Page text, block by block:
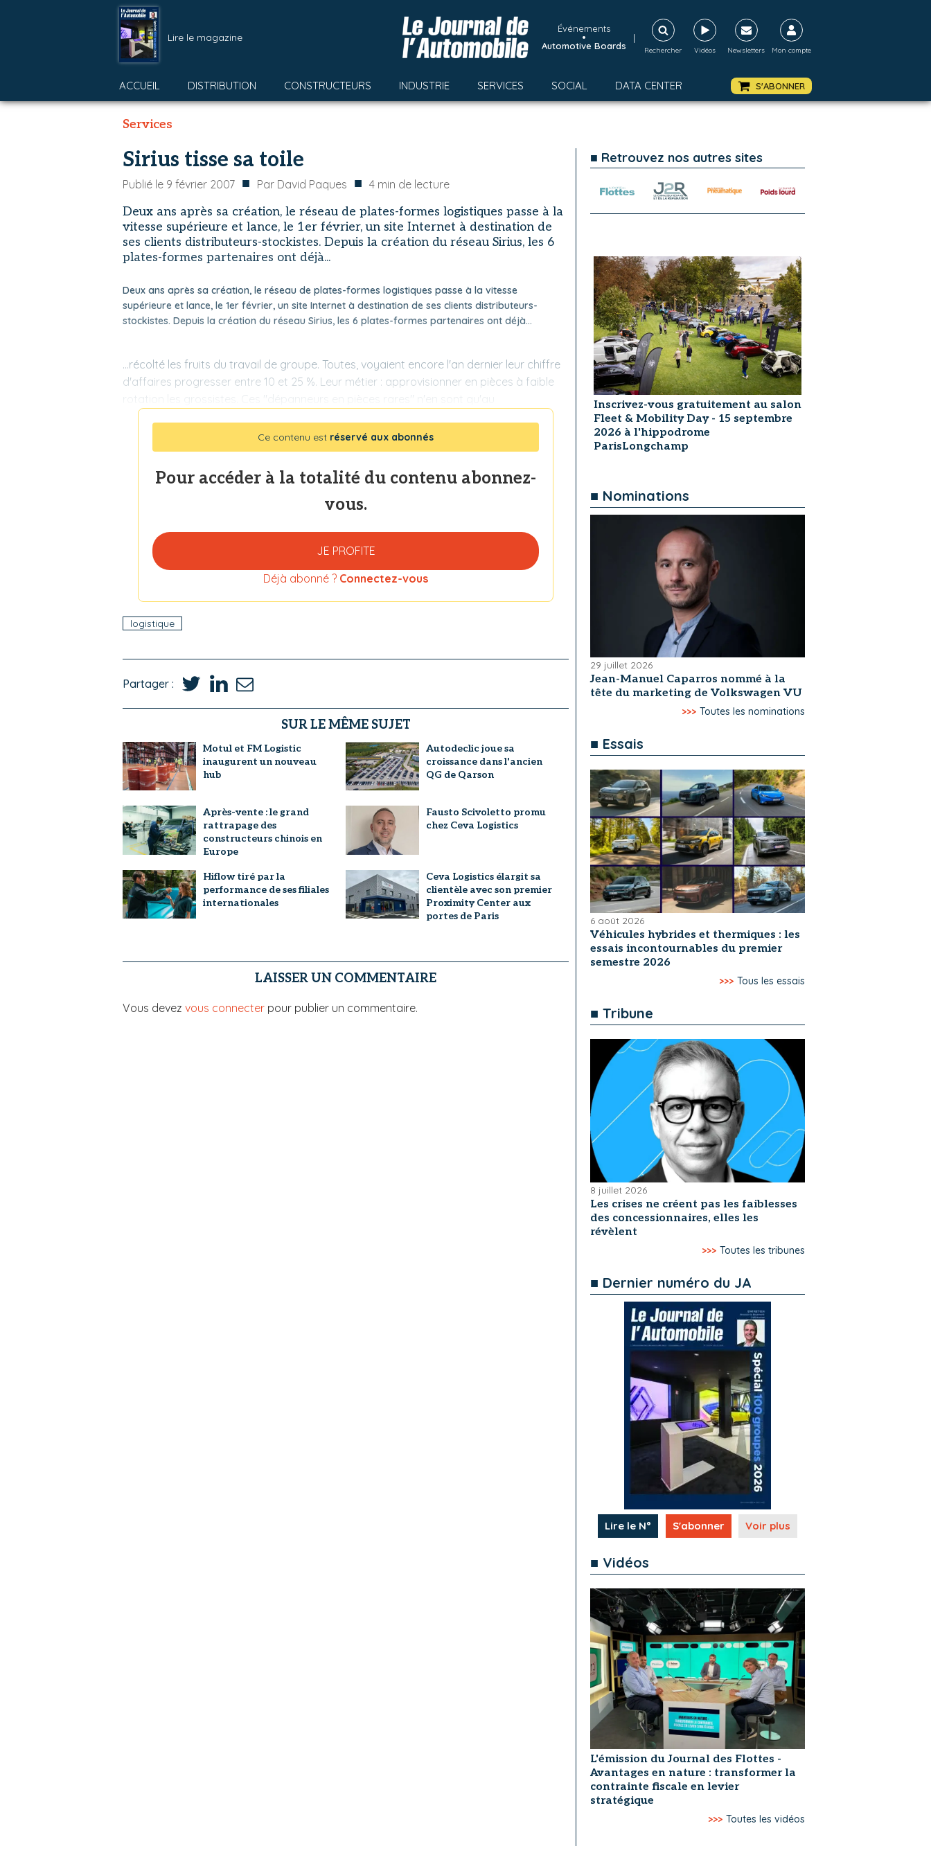
Lire le magazine
Événements
•
Automotive Boards
|
Rechercher Vidéos Newsletters Mon compte
ACCUEIL DISTRIBUTION CONSTRUCTEURS INDUSTRIE SERVICES SOCIAL DATA CENTER S'ABONNER
Services
Sirius tisse sa toile
Publié le 9 février 2007 ■ Par David Paques ■ 4 min de lecture
Deux ans après sa création, le réseau de plates-formes logistiques passe à la
vitesse supérieure et lance, le 1er février, un site Internet à destination de
ses clients distributeurs-stockistes. Depuis la création du réseau Sirius, les 6
plates-formes partenaires ont déjà...
Deux ans après sa création, le réseau de plates-formes logistiques passe à la vitesse
supérieure et lance, le 1er février, un site Internet à destination de ses clients distributeurs-
stockistes. Depuis la création du réseau Sirius, les 6 plates-formes partenaires ont déjà...
...récolté les fruits du travail de groupe. Toutes, voyaient encore l'an dernier leur chiffre
d'affaires progresser entre 10 et 25 %. Leur métier : approvisionner en pièces à faible
rotation les grossistes. Ces "dépanneurs en pièces rares" n'en sont qu'au
Ce contenu est réservé aux abonnés
Pour accéder à la totalité du contenu abonnez-
vous.
JE PROFITE
Déjà abonné ? Connectez-vous
logistique
Partager :
SUR LE MÊME SUJET
Motul et FM Logistic
inaugurent un nouveau
hub
Autodeclic joue sa
croissance dans l'ancien
QG de Qarson
Après-vente : le grand
rattrapage des
constructeurs chinois en
Europe
Fausto Scivoletto promu
chez Ceva Logistics
Hiflow tiré par la
performance de ses filiales
internationales
Ceva Logistics élargit sa
clientèle avec son premier
Proximity Center aux
portes de Paris
LAISSER UN COMMENTAIRE
Vous devez vous connecter pour publier un commentaire.
■ Retrouvez nos autres sites
Inscrivez-vous gratuitement au salon
Fleet & Mobility Day - 15 septembre
2026 à l'hippodrome
ParisLongchamp
■ Nominations
29 juillet 2026
Jean-Manuel Caparros nommé à la
tête du marketing de Volkswagen VU
>>> Toutes les nominations
■ Essais
6 août 2026
Véhicules hybrides et thermiques : les
essais incontournables du premier
semestre 2026
>>> Tous les essais
■ Tribune
8 juillet 2026
Les crises ne créent pas les faiblesses
des concessionnaires, elles les
révèlent
>>> Toutes les tribunes
■ Dernier numéro du JA
Lire le N° S'abonner Voir plus
■ Vidéos
L'émission du Journal des Flottes -
Avantages en nature : transformer la
contrainte fiscale en levier
stratégique
>>> Toutes les vidéos